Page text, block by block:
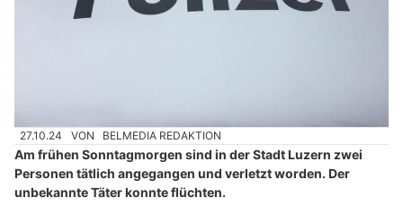
27.10.24 VON BELMEDIA REDAKTION
Am frühen Sonntagmorgen sind in der Stadt Luzern zwei
Personen tätlich angegangen und verletzt worden. Der
unbekannte Täter konnte flüchten.